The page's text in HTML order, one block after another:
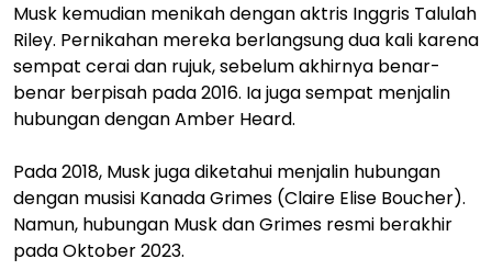
Musk kemudian menikah dengan aktris Inggris Talulah
Riley. Pernikahan mereka berlangsung dua kali karena
sempat cerai dan rujuk, sebelum akhirnya benar-
benar berpisah pada 2016. Ia juga sempat menjalin
hubungan dengan Amber Heard.
Pada 2018, Musk juga diketahui menjalin hubungan
dengan musisi Kanada Grimes (Claire Elise Boucher).
Namun, hubungan Musk dan Grimes resmi berakhir
pada Oktober 2023.